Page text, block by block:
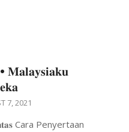
𝐌𝐚𝐥𝐚𝐲𝐬𝐢𝐚𝐤𝐮
7, 2021
Cara Penyertaan